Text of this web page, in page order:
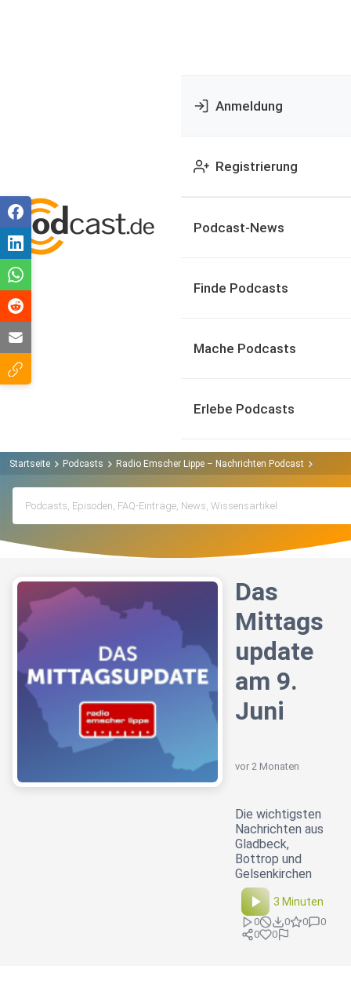
Anmeldung
Registrierung
Podcast-News
Finde Podcasts
Mache Podcasts
Erlebe Podcasts
Startseite Podcasts Radio Emscher Lippe – Nachrichten Podcast
Das
Mittags
update
am 9.
Juni
vor 2 Monaten
Die wichtigsten
Nachrichten aus
Gladbeck,
Bottrop und
Gelsenkirchen
3 Minuten
0 0 0
0
0
0